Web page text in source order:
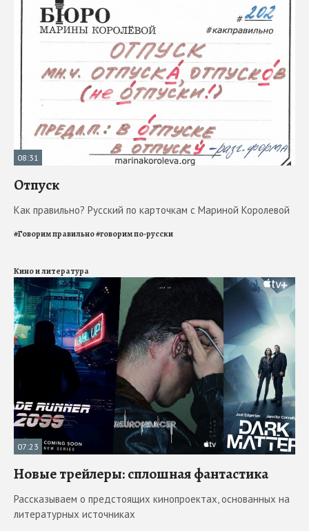
08:31
Отпуск
Как правильно? Русский по карточкам с Мариной Королевой
#Говорим правильно#говорим по-русски
Кино и литература
07:23
Новые трейлеры: сплошная фантастика
Рассказываем о предстоящих кинопроектах, основанных на
литературных источниках